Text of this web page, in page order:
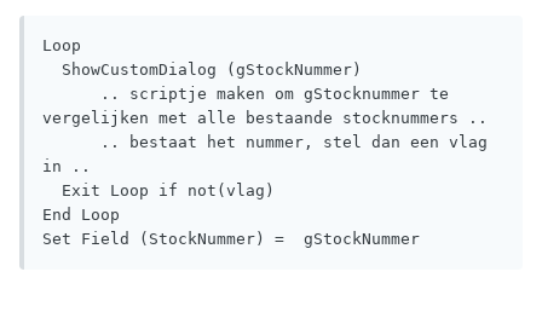
Loop
vergelijken met alle bestaande stocknummers ..
in ..
End Loop
Set Field (StockNummer) =  gStockNummer